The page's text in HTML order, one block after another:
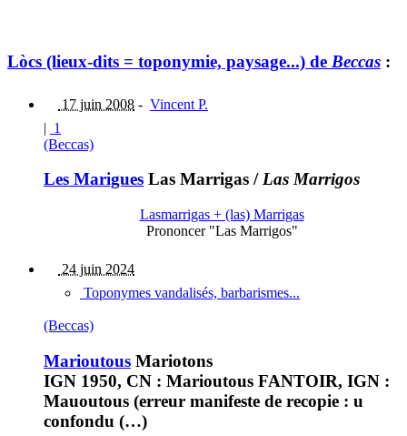
Lòcs (lieux-dits = toponymie, paysage...) de Beccas :
17 juin 2008 - Vincent P.
| 1
(Beccas)
Les Marigues Las Marrigas /Las Marrigos
Lasmarrigas + (las) Marrigas
Prononcer "Las Marrigos"
24 juin 2024
Toponymes vandalisés, barbarismes...
(Beccas)
Marioutous Mariotons
IGN 1950, CN : Marioutous FANTOIR, IGN :
Mauoutous (erreur manifeste de recopie : u
confondu (…)